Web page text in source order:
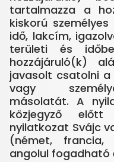
tartalmazza a
kiskorú
idő, lakcím,
területi és
hozzájáruló(k)
javasolt csatolni
vagy
másolatát. A
közjegyző
nyilatkozat Svájc
(német, francia,
angolul fogadható